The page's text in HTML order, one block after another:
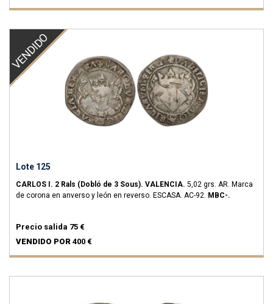
VENDIDO
Lote 125
CARLOS I. 2 Rals (Dobló de 3 Sous). VALENCIA. 5,02 grs. AR. Marca
de corona en anverso y león en reverso. ESCASA. AC-92. MBC-.
Precio salida 75 €
VENDIDO POR 400 €